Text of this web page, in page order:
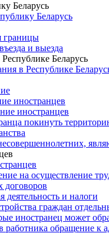
Беларусь
Беларусь
границы
и выезда
Беларусь
в Республике
иностранцев
иностранцев
покинуть
на осуществление
договоров
деятельность и налоги
граждан
иностранец может
работника обращение к